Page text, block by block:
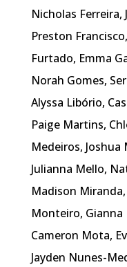
Nicholas Ferreira,
Preston
Furtado, Emma
Norah Gomes,
Alyssa Libório,
Paige Martins,
Medeiros,
Julianna Mello,
Madison
Monteiro,
Cameron Mota,
Jayden Nunes-